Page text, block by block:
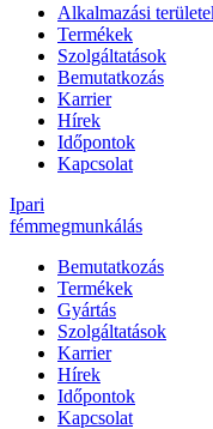
Alkalmazási
Termékek
Szolgáltatások
Bemutatkozás
Karrier
Hírek
Időpontok
Kapcsolat
Ipari
fémmegmunkálás
Bemutatkozás
Termékek
Gyártás
Szolgáltatások
Karrier
Hírek
Időpontok
Kapcsolat